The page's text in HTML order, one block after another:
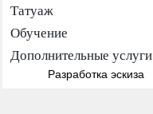
Татуаж
Обучение
Дополнительные услуги
Разработка эскиза